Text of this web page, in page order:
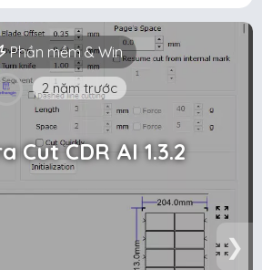
Phần mềm & Win
2 năm trước
Cut CDR AI 1.3.2
❯